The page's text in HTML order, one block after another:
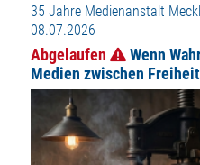
35 Jahre Medienanstalt
08.07.2026
Abgelaufen
Wenn
Medien zwischen